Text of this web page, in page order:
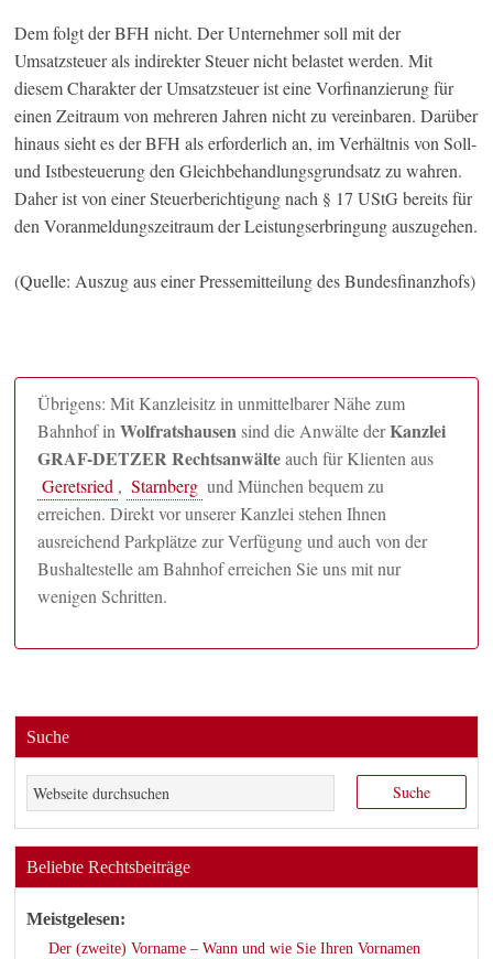
Dem folgt der BFH nicht. Der Unternehmer soll mit der
Umsatzsteuer als indirekter Steuer nicht belastet werden. Mit
diesem Charakter der Umsatzsteuer ist eine Vorfinanzierung für
einen Zeitraum von mehreren Jahren nicht zu vereinbaren. Darüber
hinaus sieht es der BFH als erforderlich an, im Verhältnis von Soll-
und Istbesteuerung den Gleichbehandlungsgrundsatz zu wahren.
Daher ist von einer Steuerberichtigung nach § 17 UStG bereits für
den Voranmeldungszeitraum der Leistungserbringung auszugehen.
(Quelle: Auszug aus einer Pressemitteilung des Bundesfinanzhofs)
Übrigens: Mit Kanzleisitz in unmittelbarer Nähe zum
Bahnhof inWolfratshausensind die Anwälte derKanzlei
GRAF-DETZER Rechtsanwälteauch für Klienten aus
Geretsried , Starnberg und München bequem zu
erreichen. Direkt vor unserer Kanzlei stehen Ihnen
ausreichend Parkplätze zur Verfügung und auch von der
Bushaltestelle am Bahnhof erreichen Sie uns mit nur
wenigen Schritten.
Suche
Beliebte Rechtsbeiträge
Meistgelesen:
Der (zweite) Vorname – Wann und wie Sie Ihren Vornamen